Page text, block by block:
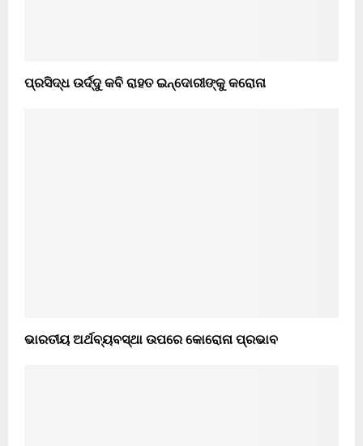
ପ୍ରସିଦ୍ଧ ଉର୍ଦ୍ଦୁ କବି ରାହତ ଇନ୍ଦୋରୀଙ୍କୁ କରୋନା
ଭାରତୀୟ ଅର୍ଥବ୍ୟବସ୍ଥା ଉପରେ କୋରୋନା ପ୍ରଭାବ